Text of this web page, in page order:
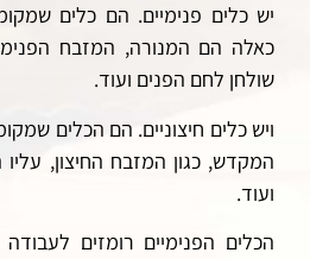
יש כלים פנימיים. הם כלים
כאלה הם המנורה, המזבח
שולחן לחם הפנים ועוד.
ויש כלים חיצוניים. הם הכלים
המקדש, כגון המזבח החיצון, עליו
ועוד.
הכלים הפנימיים רומזים